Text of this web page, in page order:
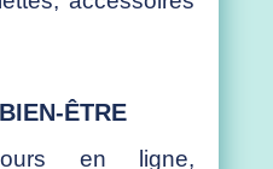
ÊTRE
en ligne,